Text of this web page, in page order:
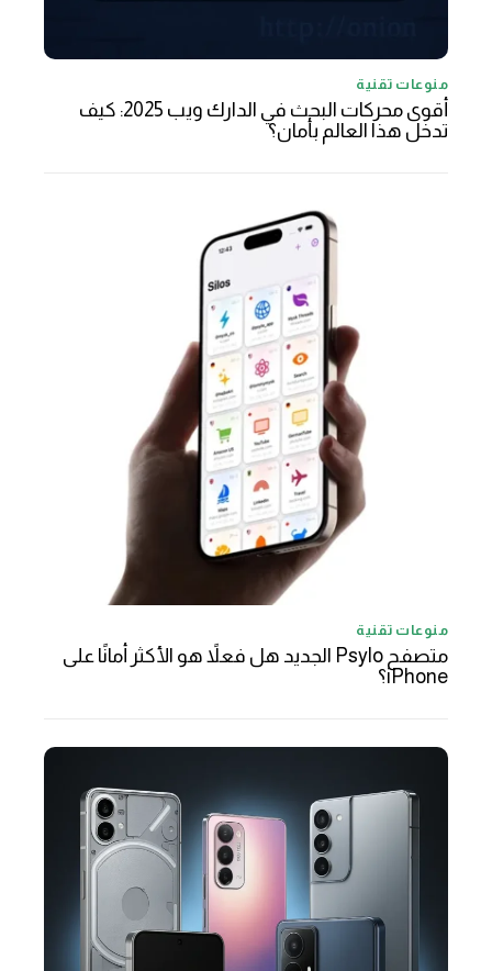
منوعات تقنية
أقوى محركات البحث في الدارك ويب 2025: كيف
تدخل هذا العالم بأمان؟
منوعات تقنية
متصفح Psylo الجديد هل فعلاً هو الأكثر أمانًا على
iPhone؟